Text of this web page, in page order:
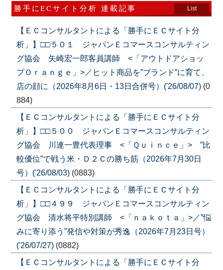
勝手にECサイト分析 連載記事 List
【ＥＣコンサルタントによる「勝手にＥＣサイト分
析」】□□５０１ ジャパンＥコマースコンサルティン
グ協会 矢崎宏一郎客員講師 <「アウトドアショッ
プＯｒａｎｇｅ」>／ヒット商品を”ブランド”に育て、
店の顔に（2026年8月6日・13日合併号）('26/08/07) (0
884)
【ＥＣコンサルタントによる「勝手にＥＣサイト分
析」】□□５００ ジャパンＥコマースコンサルティン
グ協会 川連一豊代表理事 <「Ｑｕｉｎｃｅ」> ”比
較優位”で戦う米・Ｄ２Ｃの勝ち筋（2026年7月30日
号）('26/08/03) (0883)
【ＥＣコンサルタントによる「勝手にＥＣサイト分
析」】□□４９９ ジャパンＥコマースコンサルティン
グ協会 清水将平特別講師 <「ｎａｋｏｔａ」>／”悩
みに寄り添う”発信や対策が秀逸（2026年7月23日号）
('26/07/27) (0882)
【ＥＣコンサルタントによる「勝手にＥＣサイト分